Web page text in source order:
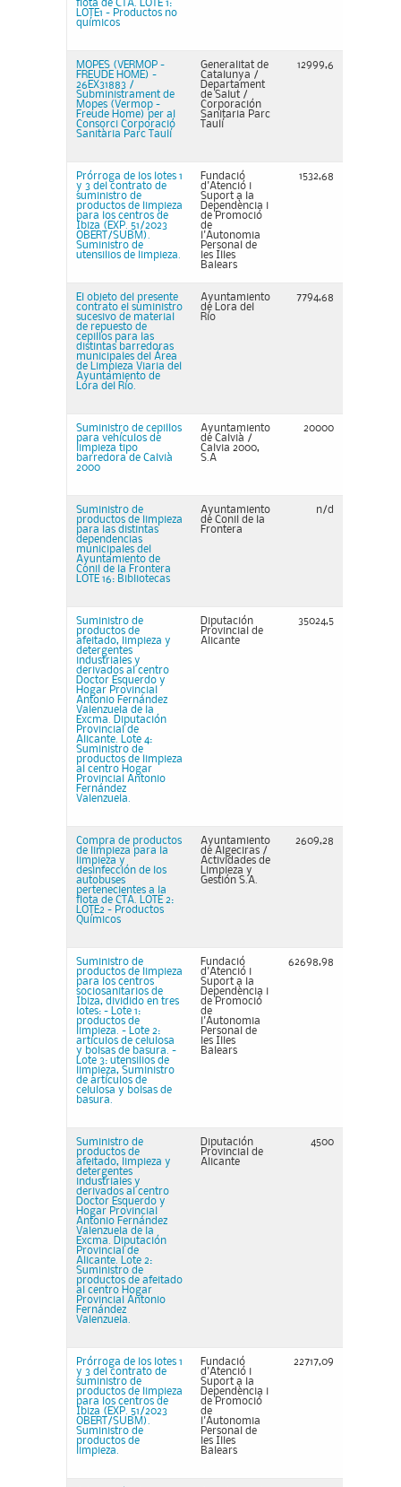
flota de CTA. LOTE 1:
LOTE1 - Productos no
químicos
MOPES (VERMOP -
FREUDE HOME) -
26EX31883 /
Subministrament de
Mopes (Vermop -
Freude Home) per al
Consorci Corporació
Sanitària Parc Taulí
Generalitat de
Catalunya /
Departament
de Salut /
Corporación
Sanitaria Parc
Taulí
12999,6
Prórroga de los lotes 1
y 3 del contrato de
suministro de
productos de limpieza
para los centros de
Ibiza (EXP. 51/2023
OBERT/SUBM).
Suministro de
utensilios de limpieza.
Fundació
d'Atenció i
Suport a la
Dependència i
de Promoció
de
l'Autonomia
Personal de
les Illes
Balears
1532,68
El objeto del presente
contrato el suministro
sucesivo de material
de repuesto de
cepillos para las
distintas barredoras
municipales del Área
de Limpieza Viaria del
Ayuntamiento de
Lora del Río.
Ayuntamiento
de Lora del
Río
7794,68
Suministro de cepillos
para vehículos de
limpieza tipo
barredora de Calvià
2000
Ayuntamiento
de Calvià /
Calvia 2000,
S.A
20000
Suministro de
productos de limpieza
para las distintas
dependencias
municipales del
Ayuntamiento de
Conil de la Frontera
LOTE 16: Bibliotecas
Ayuntamiento
de Conil de la
Frontera
n/d
Suministro de
productos de
afeitado, limpieza y
detergentes
industriales y
derivados al centro
Doctor Esquerdo y
Hogar Provincial
Antonio Fernández
Valenzuela de la
Excma. Diputación
Provincial de
Alicante. Lote 4:
Suministro de
productos de limpieza
al centro Hogar
Provincial Antonio
Fernández
Valenzuela.
Diputación
Provincial de
Alicante
35024,5
Compra de productos
de limpieza para la
limpieza y
desinfección de los
autobuses
pertenecientes a la
flota de CTA. LOTE 2:
LOTE2 - Productos
Químicos
Ayuntamiento
de Algeciras /
Actividades de
Limpieza y
Gestión S.A.
2609,28
Suministro de
productos de limpieza
para los centros
sociosanitarios de
Ibiza, dividido en tres
lotes: - Lote 1:
productos de
limpieza. - Lote 2:
artículos de celulosa
y bolsas de basura. -
Lote 3: utensilios de
limpieza, Suministro
de artículos de
celulosa y bolsas de
basura.
Fundació
d'Atenció i
Suport a la
Dependència i
de Promoció
de
l'Autonomia
Personal de
les Illes
Balears
62698,98
Suministro de
productos de
afeitado, limpieza y
detergentes
industriales y
derivados al centro
Doctor Esquerdo y
Hogar Provincial
Antonio Fernández
Valenzuela de la
Excma. Diputación
Provincial de
Alicante. Lote 2:
Suministro de
productos de afeitado
al centro Hogar
Provincial Antonio
Fernández
Valenzuela.
Diputación
Provincial de
Alicante
4500
Prórroga de los lotes 1
y 3 del contrato de
suministro de
productos de limpieza
para los centros de
Ibiza (EXP. 51/2023
OBERT/SUBM).
Suministro de
productos de
limpieza.
Fundació
d'Atenció i
Suport a la
Dependència i
de Promoció
de
l'Autonomia
Personal de
les Illes
Balears
22717,09